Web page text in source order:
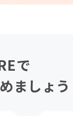
で
ましょう